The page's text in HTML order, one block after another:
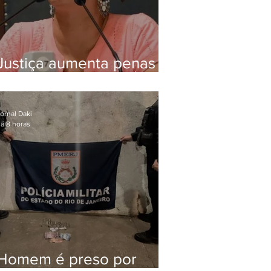
aumenta penas
pelo assassinato
Marielle Franco
é preso por
Daki
8 horas